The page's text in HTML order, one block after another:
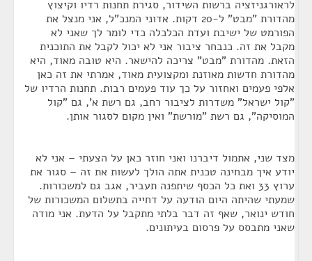
לראורגניזציה ברשות השידור, סגירת תחנות רדיו וקיצוץ
מהדורת "מבט" ל-20 דקות. אדוני המנכ"ל, אני מנצל את
הפורמט של ישיבת ועדת הכלכלה כדי לומר לך שאני לא
מקבל את זה. כנבחר ציבור אני לא יכול לקבל את התוכנית
הזאת. מהדורת "מבט" צריכה להישאר. היא טובה מאוד, היא
מהדורת חדשות מאוזנת ומקצועית מאוד, אמרתי את זה כאן
אלפי פעמים ואחזור על כך עוד פעמים רבות. תחנות הרדיו של
"קול ישראל" משדרות לציבור רחב, גם רשת א', גם "קול
המוסיקה", גם רשת "מורשת" ואין מקום לסגור אותן.
מצד שני, אתמול דיברנו ואני חוזר כאן על הצעתי – אני לא
יודע איך מבחינה טכנית אתה הולך לעשות את זה – סגור את
ערוץ 33 ואת כל הכסף שיתפנה תעביר, אגב גם למשכורות.
שמעתי שהיתה היום הודעה על דחייה בתשלום המשכורות של
חודש ינואר, שאף זה דבר בלתי מתקבל על הדעת. אני מודה
שאני מתבסס על פרסום בעיתונים.